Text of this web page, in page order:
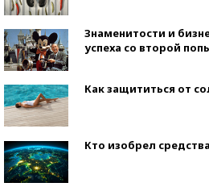
Знаменитости и
успеха со второй
Как защититься от
Кто изобрел